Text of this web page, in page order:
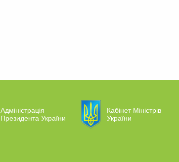
Адміністрація
Президента України
Кабінет Міністрів
України